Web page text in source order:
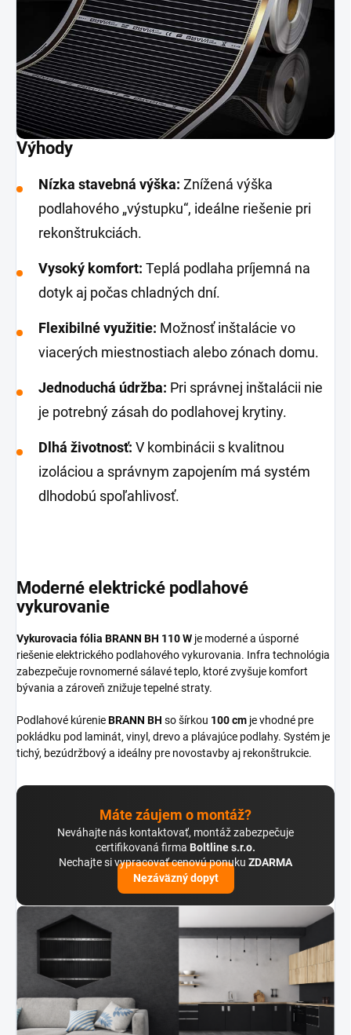
Výhody
Nízka stavebná výška: Znížená výška
podlahového „výstupku“, ideálne riešenie pri
rekonštrukciách.
Vysoký komfort: Teplá podlaha príjemná na
dotyk aj počas chladných dní.
Flexibilné využitie: Možnosť inštalácie vo
viacerých miestnostiach alebo zónach domu.
Jednoduchá údržba: Pri správnej inštalácii nie
je potrebný zásah do podlahovej krytiny.
Dlhá životnosť: V kombinácii s kvalitnou
izoláciou a správnym zapojením má systém
dlhodobú spoľahlivosť.
Moderné elektrické podlahové
vykurovanie
Vykurovacia fólia BRANN BH 110 W je moderné a úsporné
riešenie elektrického podlahového vykurovania. Infra technológia
zabezpečuje rovnomerné sálavé teplo, ktoré zvyšuje komfort
bývania a zároveň znižuje tepelné straty.
Podlahové kúrenieBRANN BH so šírkou 100 cm je vhodné pre
pokládku pod laminát, vinyl, drevo a plávajúce podlahy. Systém je
tichý, bezúdržbový a ideálny pre novostavby aj rekonštrukcie.
Máte záujem o montáž?
Neváhajte nás kontaktovať, montáž zabezpečuje
certifikovaná firma Boltline s.r.o.
Nechajte si vypracovať cenovú ponuku ZDARMA
Nezáväzný dopyt